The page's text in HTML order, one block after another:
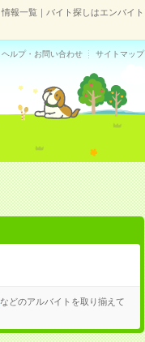
報一覧｜バイト探しはエンバイト
ヘルプ・お問い合わせ サイトマップ
などのアルバイトを取り揃えて